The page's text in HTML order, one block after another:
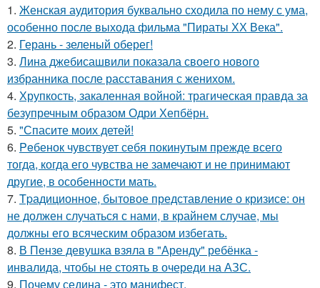
1. Женская аудитория буквально сходила по нему с ума,
особенно после выхода фильма "Пираты ХХ Века".
2. Герань - зеленый оберег!
3. Лина джебисашвили показала своего нового
избранника после расставания с женихом.
4. Хрупкость, закаленная войной: трагическая правда за
безупречным образом Одри Хепбёрн.
5. "Спасите моих детей!
6. Peбенок чувствует себя покинутым прежде всего
тогда, когда его чувства не замечают и не принимают
другие, в особенности мать.
7. Tpадиционное, бытовое представление о кризисе: он
не должен случаться с нами, в крайнем случае, мы
должны его всяческим образом избегать.
8. В Пензе девушка взяла в "Аренду" ребёнка -
инвалида, чтобы не стоять в очереди на АЗС.
9. Почему седина - это манифест.